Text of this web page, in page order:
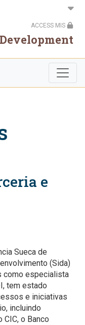
ACCESS MIS
e
Sueca de
(Sida)
como especialista
tem estado
e iniciativas
incluindo
o Banco